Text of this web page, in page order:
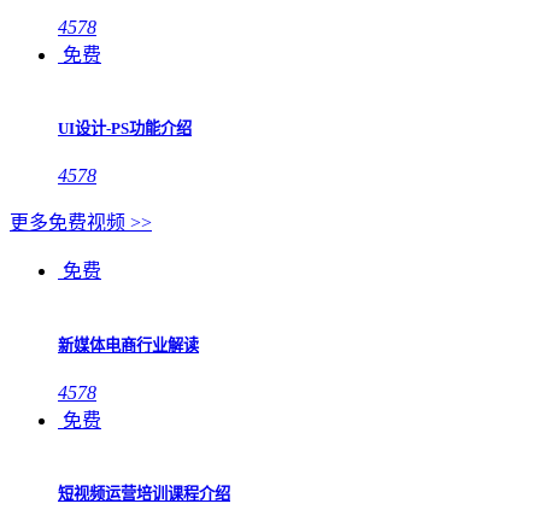
4578
免费
UI设计-PS功能介绍
4578
更多免费视频 >>
免费
新媒体电商行业解读
4578
免费
短视频运营培训课程介绍